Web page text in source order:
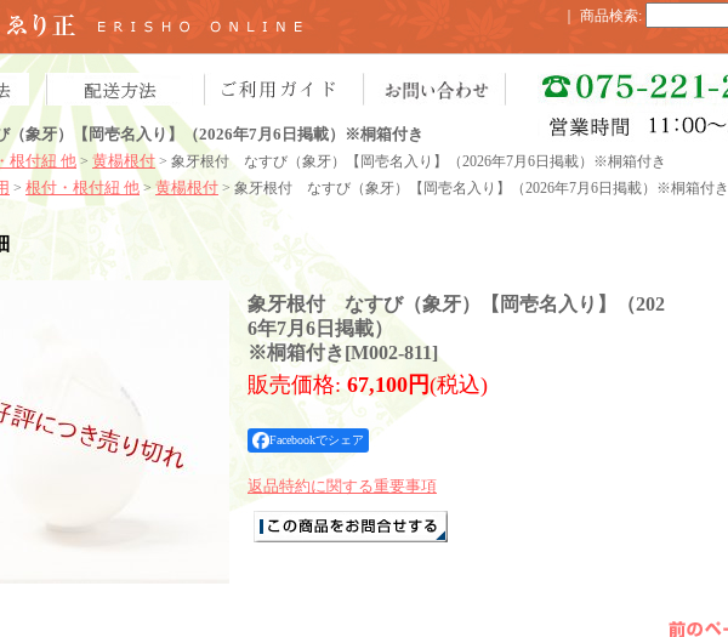
象牙）【岡壱名入り】（2026年7月6日掲載）※桐箱付き
根付紐 他> 黄楊根付 > 象牙根付 なすび（象牙）【岡壱名入り】（2026年7月6日掲載）※桐箱付き
> 根付・根付紐 他 >黄楊根付 > 象牙根付 なすび（象牙）【岡壱名入り】（2026年7月6日掲載）※桐箱付き
商品検索:
象牙根付 なすび（象牙）【岡壱名入り】（202
6年7月6日掲載）
※桐箱付き[M002-811]
販売価格: 67,100円(税込)
Facebookでシェア
返品特約に関する重要事項